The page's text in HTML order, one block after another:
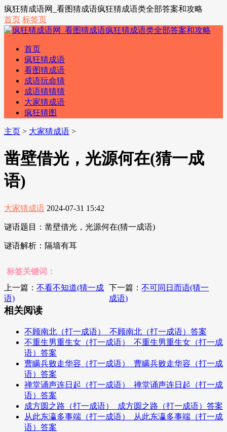
疯狂猜成语网_看图猜成语疯狂猜成语类全部答案和攻略
首页 标签页
首页
疯狂猜成语
看图猜成语
成语玩命猜
成语猜猜猜
大家猜成语
疯狂猜图
主页 > 大家猜成语 >
凿壁借光，光源何在(猜一成
语)
大家猜成语 2024-07-31 15:42
谜语题目：凿壁借光，光源何在(猜一成语)
谜语解析：隔墙有耳
标签关键词：
上一篇： 不看不知道(猜一成
语)
下一篇：不可同日而语(猜一
成语)
相关阅读
不顾南北（打一成语）_不顾南北（打一成语）答案
不重生男重生女（打一成语）_不重生男重生女（打一成
语）答案
曹瞒兵败走华容（打一成语）_曹瞒兵败走华容（打一成
语）答案
禅堂诵声连日起（打一成语）_禅堂诵声连日起（打一成
语）答案
成方圆之路（打一成语）_成方圆之路（打一成语）答案
从此东瀛多事端（打一成语）_从此东瀛多事端（打一成
语）答案